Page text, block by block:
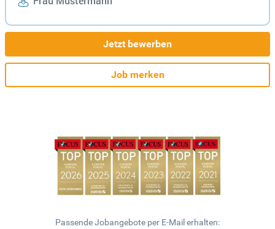
Jetzt bewerben
Job merken
Passende Jobangebote per E-Mail erhalten: